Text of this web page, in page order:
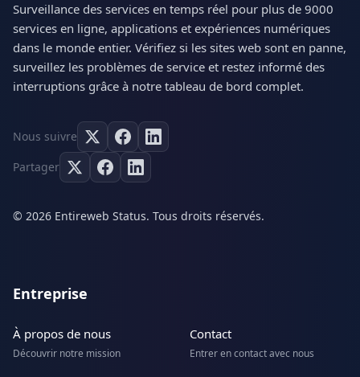
Surveillance des services en temps réel pour plus de 9000
services en ligne, applications et expériences numériques
dans le monde entier. Vérifiez si les sites web sont en panne,
surveillez les problèmes de service et restez informé des
interruptions grâce à notre tableau de bord complet.
Nous suivre
Partager
© 2026 Entireweb Status. Tous droits réservés.
Entreprise
À propos de nous
Découvrir notre mission
Contact
Entrer en contact avec nous